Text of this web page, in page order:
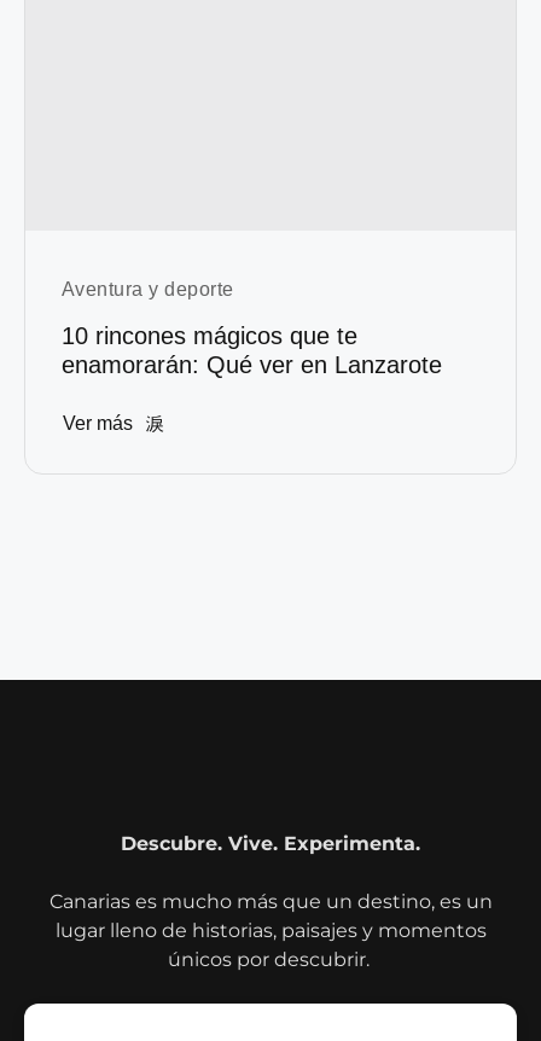
Aventura y deporte
10 rincones mágicos que te
enamorarán: Qué ver en Lanzarote
Ver más
Descubre. Vive. Experimenta.
Canarias es mucho más que un destino, es un
lugar lleno de historias, paisajes y momentos
únicos por descubrir.